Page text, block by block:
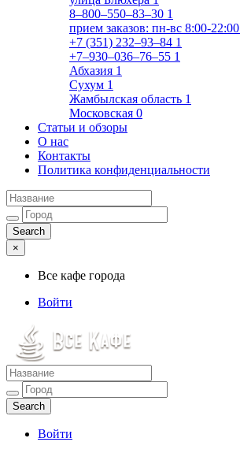
8‒800‒550‒83‒30 1
прием заказов: пн-вс 8:00-22:00
+7 (351) 232‒93‒84 1
+7‒930‒036‒76‒55 1
Абхазия 1
Сухум 1
Жамбылская область 1
Московская 0
Статьи и обзоры
О нас
Контакты
Политика конфиденциальности
×
Все кафе города
Войти
Все кафе города
Каталог хороших кафе
Войти